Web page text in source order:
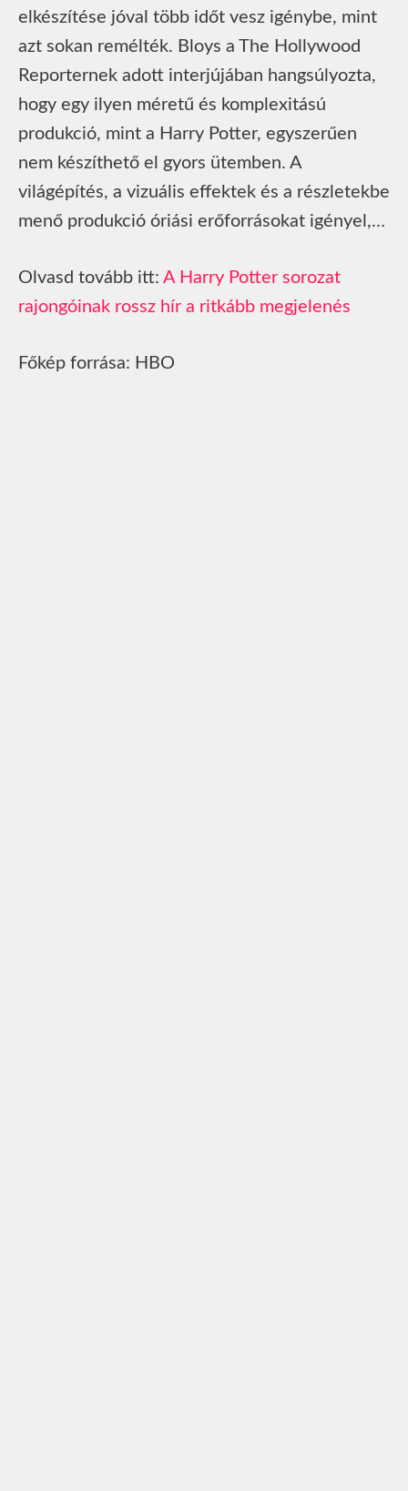
elkészítése jóval több időt vesz igénybe, mint
azt sokan remélték. Bloys a The Hollywood
Reporternek adott interjújában hangsúlyozta,
hogy egy ilyen méretű és komplexitású
produkció, mint a Harry Potter, egyszerűen
nem készíthető el gyors ütemben. A
világépítés, a vizuális effektek és a részletekbe
menő produkció óriási erőforrásokat igényel,…
Olvasd tovább itt: A Harry Potter sorozat
rajongóinak rossz hír a ritkább megjelenés
Főkép forrása: HBO